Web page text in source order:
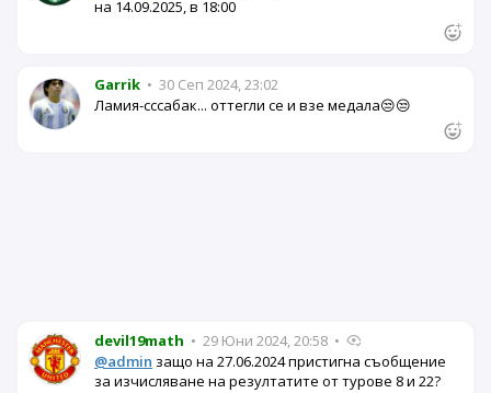
на 14.09.2025, в 18:00
Garrik • 30 Сеп 2024, 23:02
Ламия-сссабак... оттегли се и взе медала😒😒
devil19math • 29 Юни 2024, 20:58 •
@admin защо на 27.06.2024 пристигна съобщение
за изчисляване на резултатите от турове 8 и 22?